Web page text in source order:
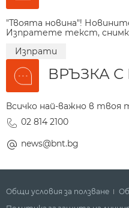
"Твоята новина"!
Изпратете текст,
Изпрати
ВРЪЗКА С
Всичко най-важно в твоя
02 814 2100
news@bnt.bg
Общи условия за ползване